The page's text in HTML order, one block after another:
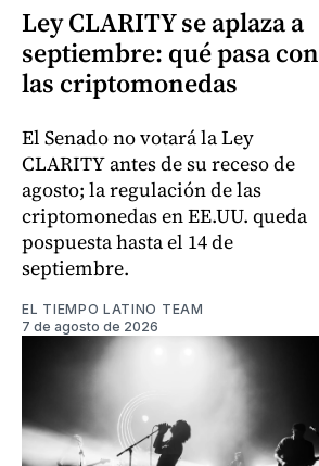
Ley CLARITY se aplaza a
septiembre: qué pasa con
las criptomonedas
El Senado no votará la Ley
CLARITY antes de su receso de
agosto; la regulación de las
criptomonedas en EE.UU. queda
pospuesta hasta el 14 de
septiembre.
EL TIEMPO LATINO TEAM
7 de agosto de 2026